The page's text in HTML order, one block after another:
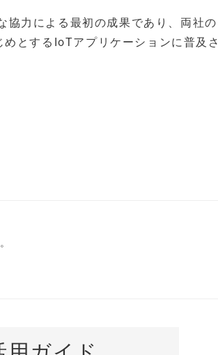
力による最初の成果であり、両社の
とするIoTアプリケーションに普及さ